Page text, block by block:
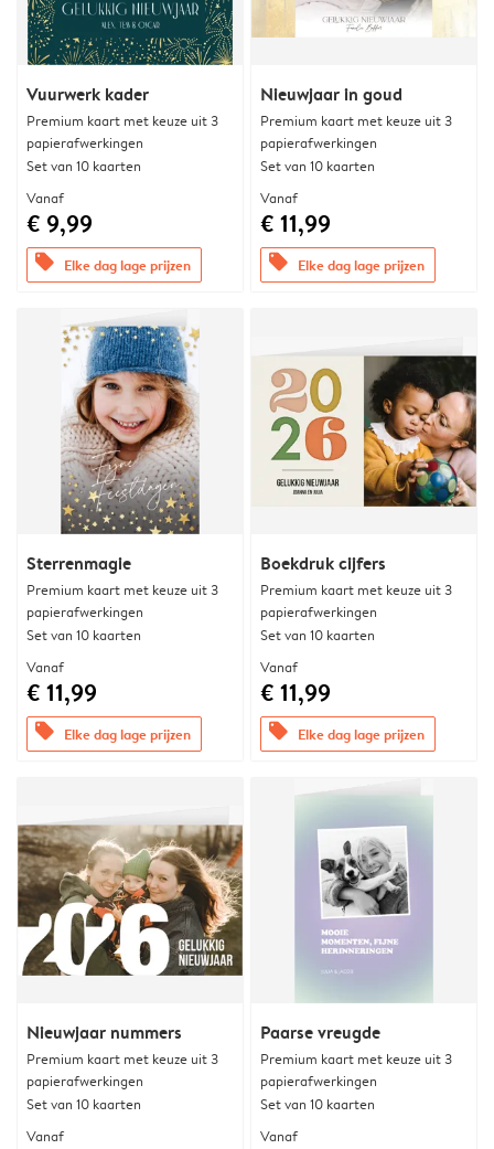
Vuurwerk kader
Premium kaart met keuze uit 3
papierafwerkingen
Set van 10 kaarten
Vanaf
€ 9,99
offers Elke dag lage prijzen
Nieuwjaar in goud
Premium kaart met keuze uit 3
papierafwerkingen
Set van 10 kaarten
Vanaf
€ 11,99
offers Elke dag lage prijzen
Sterrenmagie
Premium kaart met keuze uit 3
papierafwerkingen
Set van 10 kaarten
Vanaf
€ 11,99
offers Elke dag lage prijzen
Boekdruk cijfers
Premium kaart met keuze uit 3
papierafwerkingen
Set van 10 kaarten
Vanaf
€ 11,99
offers Elke dag lage prijzen
Nieuwjaar nummers
Premium kaart met keuze uit 3
papierafwerkingen
Set van 10 kaarten
Vanaf
Paarse vreugde
Premium kaart met keuze uit 3
papierafwerkingen
Set van 10 kaarten
Vanaf